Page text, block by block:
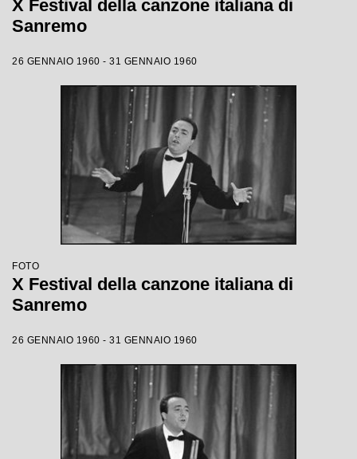
X Festival della canzone italiana di
Sanremo
26 GENNAIO 1960 - 31 GENNAIO 1960
FOTO
X Festival della canzone italiana di
Sanremo
26 GENNAIO 1960 - 31 GENNAIO 1960